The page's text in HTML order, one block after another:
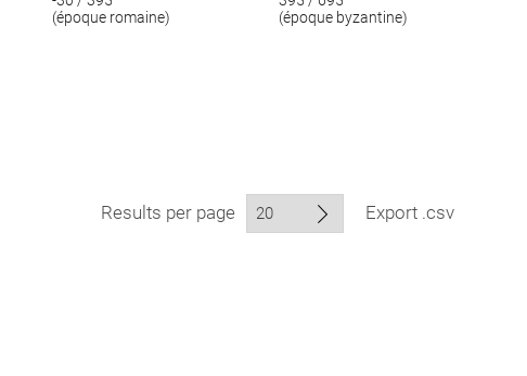
(époque romaine)
(époque byzantine)
Results per page Export .csv